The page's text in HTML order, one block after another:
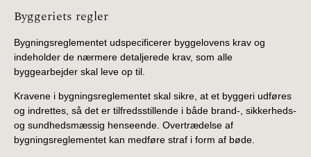
Information
Byggeriets regler
Bygningsreglementet udspecificerer byggelovens krav og
indeholder de nærmere detaljerede krav, som alle
byggearbejder skal leve op til.
Kravene i bygningsreglementet skal sikre, at et byggeri udføres
og indrettes, så det er tilfredsstillende i både brand-, sikkerheds-
og sundhedsmæssig henseende. Overtrædelse af
bygningsreglementet kan medføre straf i form af bøde.